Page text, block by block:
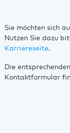
Sie möchten sich
Nutzen Sie dazu
Karriereseite.
Die
Kontaktformular